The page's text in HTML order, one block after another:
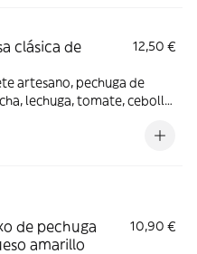
clásica de
12,50 €
artesano, pechuga de
lechuga, tomate, cebolla
extra. Imagen ilustrativa.
de pechuga
amarillo
10,90 €